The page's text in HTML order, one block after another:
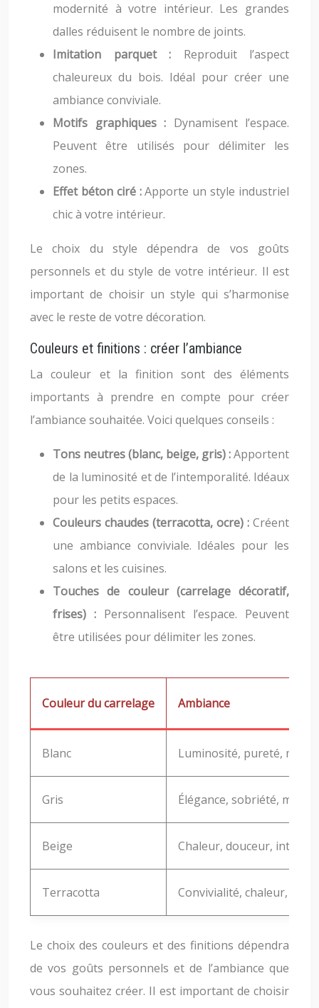
modernité à votre intérieur. Les grandes
dalles réduisent le nombre de joints.
Imitation parquet : Reproduit l’aspect
chaleureux du bois. Idéal pour créer une
ambiance conviviale.
Motifs graphiques : Dynamisent l’espace.
Peuvent être utilisés pour délimiter les
zones.
Effet béton ciré :Apporte un style industriel
chic à votre intérieur.
Le choix du style dépendra de vos goûts
personnels et du style de votre intérieur. Il est
important de choisir un style qui s’harmonise
avec le reste de votre décoration.
Couleurs et finitions : créer l’ambiance
La couleur et la finition sont des éléments
importants à prendre en compte pour créer
l’ambiance souhaitée. Voici quelques conseils :
Tons neutres (blanc, beige, gris) :Apportent
de la luminosité et de l’intemporalité. Idéaux
pour les petits espaces.
Couleurs chaudes (terracotta, ocre) : Créent
une ambiance conviviale. Idéales pour les
salons et les cuisines.
Touches de couleur (carrelage décoratif,
frises) : Personnalisent l’espace. Peuvent
être utilisées pour délimiter les zones.
Couleur du carrelage Ambiance
Blanc Luminosité, pureté,
Gris Élégance, sobriété,
Beige Chaleur, douceur,
Terracotta Convivialité, chaleur,
Le choix des couleurs et des finitions dépendra
de vos goûts personnels et de l’ambiance que
vous souhaitez créer. Il est important de choisir